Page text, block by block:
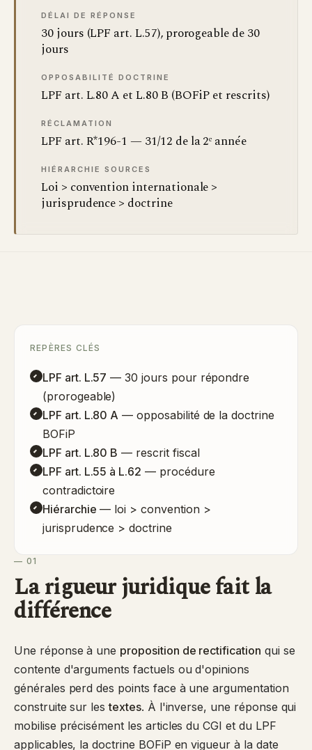
DÉLAI DE RÉPONSE
30 jours (LPF art. L.57), prorogeable de 30
jours
OPPOSABILITÉ DOCTRINE
LPF art. L.80 A et L.80 B (BOFiP et rescrits)
RÉCLAMATION
LPF art. R*196-1 — 31/12 de la 2ᵉ année
HIÉRARCHIE SOURCES
Loi > convention internationale >
jurisprudence > doctrine
REPÈRES CLÉS
LPF art. L.57 — 30 jours pour répondre
(prorogeable)
LPF art. L.80 A — opposabilité de la doctrine
BOFiP
LPF art. L.80 B — rescrit fiscal
LPF art. L.55 à L.62 — procédure
contradictoire
Hiérarchie — loi > convention >
jurisprudence > doctrine
— 01
La rigueur juridique fait la
différence
Une réponse à une proposition de rectification qui se
contente d'arguments factuels ou d'opinions
générales perd des points face à une argumentation
construite sur lestextes. À l'inverse, une réponse qui
mobilise précisément les articles du CGI et du LPF
applicables, la doctrine BOFiP en vigueur à la date